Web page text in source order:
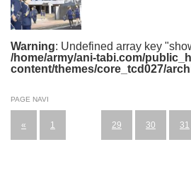
Warning: Undefined array key
/home/army/ani-tabi.com/
content/themes/core_tcd027/
PAGE NAVI
« 1 29 30 31